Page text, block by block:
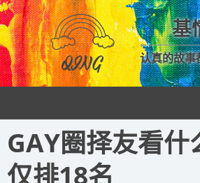
基
认真的故事
GAY圈择友看什
仅排18名